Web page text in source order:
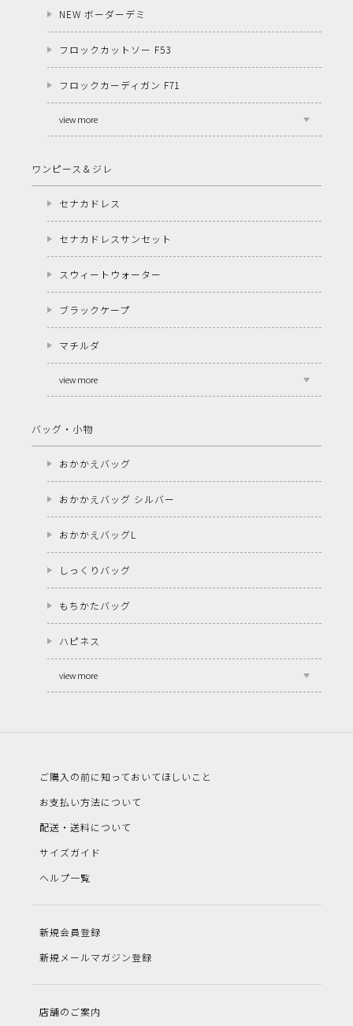
NEW ボーダーデミ
フロックカットソー F53
フロックカーディガン F71
view more
ワンピース＆ジレ
セナカドレス
セナカドレスサンセット
スウィートウォーター
ブラックケープ
マチルダ
view more
バッグ・小物
おかかえバッグ
おかかえバッグ シルバー
おかかえバッグL
しっくりバッグ
もちかたバッグ
ハピネス
view more
ご購入の前に知っておいてほしいこと
お支払い方法について
配送・送料について
サイズガイド
ヘルプ一覧
新規会員登録
新規メールマガジン登録
店舗のご案内